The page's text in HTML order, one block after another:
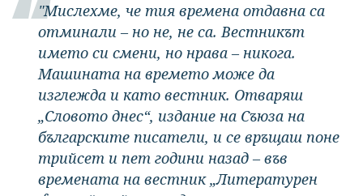
"Мислехме, че тия времена отдавна са
отминали – но не, не са. Вестникът
името си смени, но нрава – никога.
Машината на времето може да
изглежда и като вестник. Отваряш
„Словото днес“, издание на Съюза на
българските писатели, и се връщаш поне
трийсет и пет години назад – във
времената на вестник „Литературен